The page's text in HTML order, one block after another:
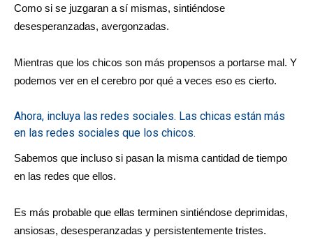
Como si se juzgaran a sí mismas, sintiéndose
desesperanzadas, avergonzadas.
Mientras que los chicos son más propensos a portarse mal. Y
podemos ver en el cerebro por qué a veces eso es cierto.
Ahora, incluya las redes sociales. Las chicas están más
en las redes sociales que los chicos.
Sabemos que incluso si pasan la misma cantidad de tiempo
en las redes que ellos.
Es más probable que ellas terminen sintiéndose deprimidas,
ansiosas, desesperanzadas y persistentemente tristes.